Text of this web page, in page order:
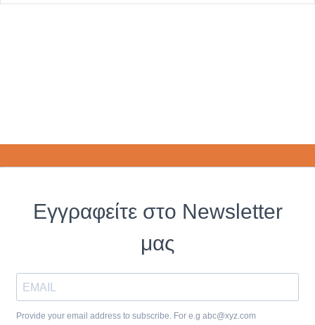
Εγγραφείτε στο Newsletter
μας
Provide your email address to subscribe. For e.g abc@xyz.com